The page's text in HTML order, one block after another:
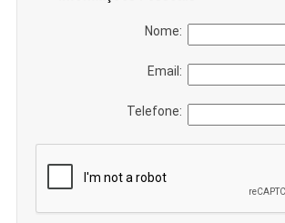
Nome:
Email:
Telefone: